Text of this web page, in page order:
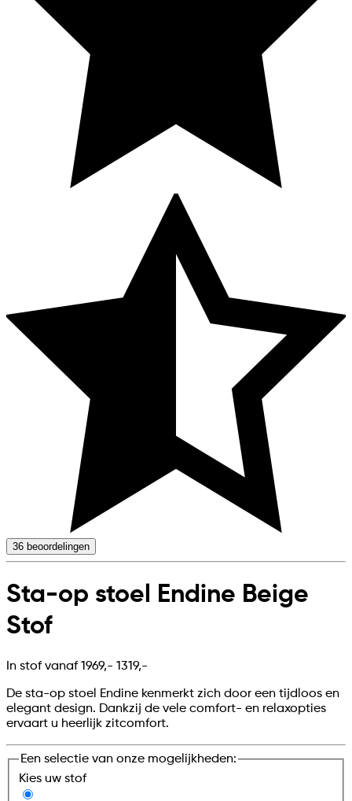
36 beoordelingen
Sta-op stoel Endine Beige
Stof
In stof vanaf 1969,- 1319,-
De sta-op stoel Endine kenmerkt zich door een tijdloos en
elegant design. Dankzij de vele comfort- en relaxopties
ervaart u heerlijk zitcomfort.
Een selectie van onze mogelijkheden:
Kies uw stof